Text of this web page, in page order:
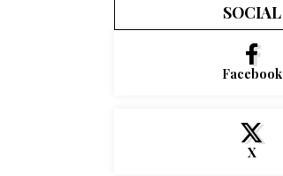
SOCIAL
Facebook
X